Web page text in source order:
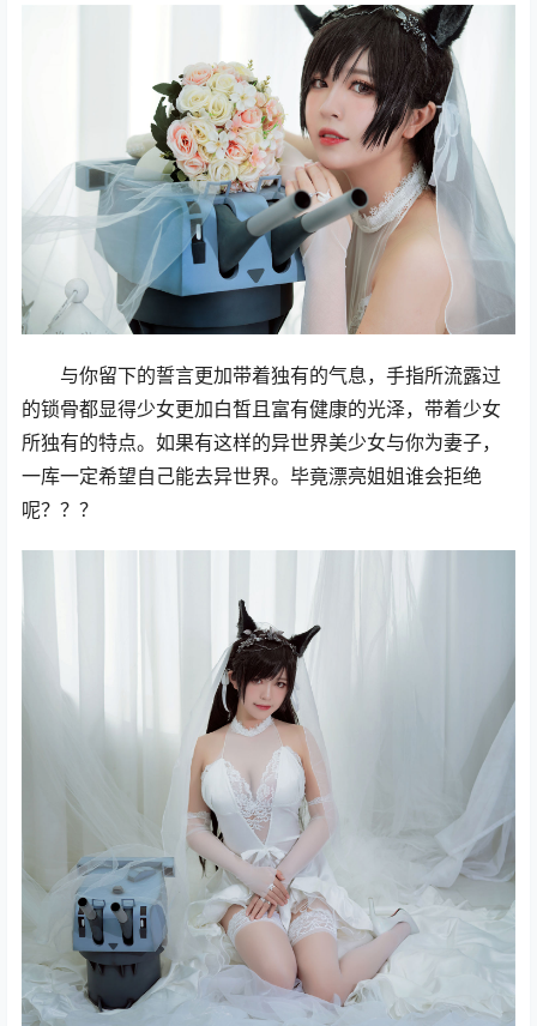
与你留下的誓言更加带着独有的气息，手指所流露过
的锁骨都显得少女更加白皙且富有健康的光泽，带着少女
所独有的特点。如果有这样的异世界美少女与你为妻子，
一库一定希望自己能去异世界。毕竟漂亮姐姐谁会拒绝
呢？？？